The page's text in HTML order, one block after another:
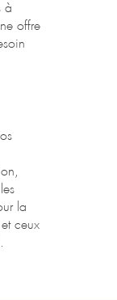
à
offre
la
et ceux